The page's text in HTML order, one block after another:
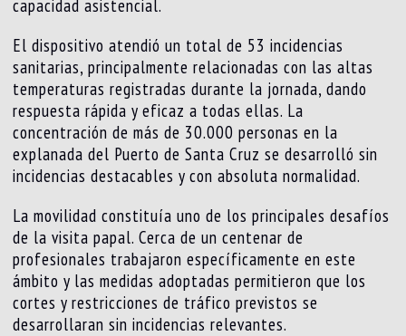
capacidad asistencial.
El dispositivo atendió un total de 53 incidencias
sanitarias, principalmente relacionadas con las altas
temperaturas registradas durante la jornada, dando
respuesta rápida y eficaz a todas ellas. La
concentración de más de 30.000 personas en la
explanada del Puerto de Santa Cruz se desarrolló sin
incidencias destacables y con absoluta normalidad.
La movilidad constituía uno de los principales desafíos
de la visita papal. Cerca de un centenar de
profesionales trabajaron específicamente en este
ámbito y las medidas adoptadas permitieron que los
cortes y restricciones de tráfico previstos se
desarrollaran sin incidencias relevantes.